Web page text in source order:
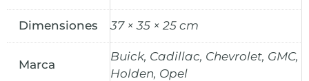
Dimensiones 37 × 35 × 25 cm
Marca
Buick, Cadillac, Chevrolet, GMC,
Holden, Opel